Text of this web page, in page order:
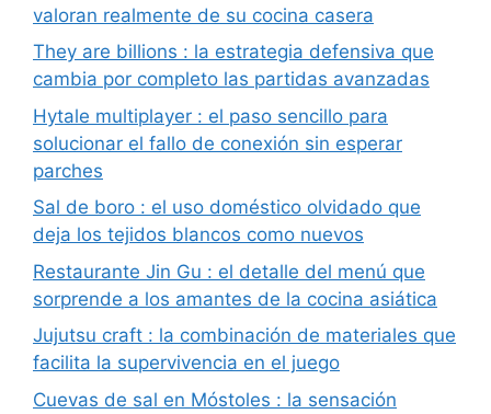
valoran realmente de su cocina casera
They are billions : la estrategia defensiva que
cambia por completo las partidas avanzadas
Hytale multiplayer : el paso sencillo para
solucionar el fallo de conexión sin esperar
parches
Sal de boro : el uso doméstico olvidado que
deja los tejidos blancos como nuevos
Restaurante Jin Gu : el detalle del menú que
sorprende a los amantes de la cocina asiática
Jujutsu craft : la combinación de materiales que
facilita la supervivencia en el juego
Cuevas de sal en Móstoles : la sensación